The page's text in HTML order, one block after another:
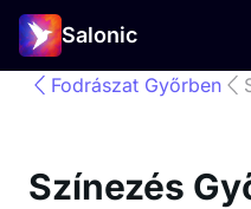
Salonic
Fodrászat Győrben
Színezés